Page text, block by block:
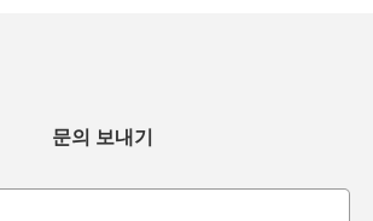
문의 보내기